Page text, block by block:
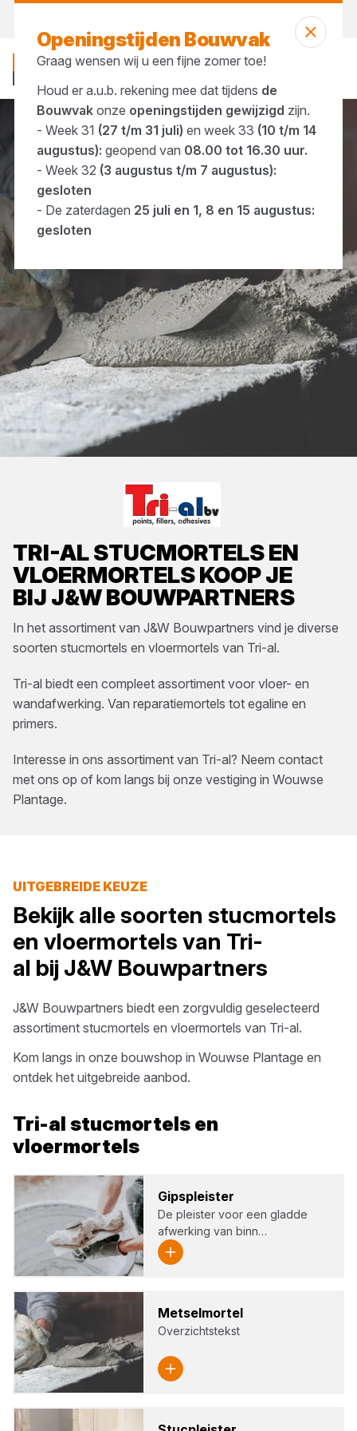
TRI-ALSTUCMORTELS EN
VLOERMORTELSKOOP JE
BIJ J&W BOUWPARTNERS
In het assortiment van J&W Bouwpartners vind je diverse
soorten stucmortels en vloermortels van Tri-al.
Tri-al biedt een compleet assortiment voor vloer- en
wandafwerking. Van reparatiemortels tot egaline en
primers.
Interesse in ons assortiment van Tri-al? Neem contact
met ons op of kom langs bij onze vestiging in Wouwse
Plantage.
Merken Tri-al
UITGEBREIDE KEUZE
Bekijk alle soorten stucmortels
en vloermortels van Tri-
al bij J&W Bouwpartners
J&W Bouwpartners biedt een zorgvuldig geselecteerd
assortiment stucmortels en vloermortels van Tri-al.
Kom langs in onze bouwshop in Wouwse Plantage en
ontdek het uitgebreide aanbod.
Tri-al stucmortels en
vloermortels
Gips­pleis­ter
De pleister voor een gladde
afwerking van binn…
Met­sel­m­or­tel
Overzichtstekst
Openingstijden Bouwvak
Graag wensen wij u een fijne zomer toe!
Houd er a.u.b. rekening mee dat tijdens de
Bouwvakonze openingstijden gewijzigd zijn.
- Week 31 (27 t/m 31 juli) en week 33 (10 t/m 14
augustus): geopend van 08.00 tot 16.30 uur.
- Week 32 (3 augustus t/m 7 augustus):
gesloten
- De zaterdagen 25 juli en 1, 8 en 15 augustus:
gesloten